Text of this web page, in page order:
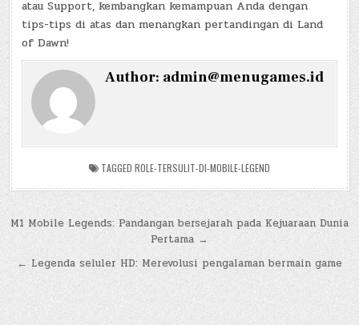
atau Support, kembangkan kemampuan Anda dengan
tips-tips di atas dan menangkan pertandingan di Land
of Dawn!
Author: admin@menugames.id
TAGGED ROLE-TERSULIT-DI-MOBILE-LEGEND
Post
navigation
M1 Mobile Legends: Pandangan bersejarah pada Kejuaraan Dunia
Pertama →
← Legenda seluler HD: Merevolusi pengalaman bermain game